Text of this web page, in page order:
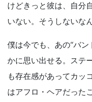
けどきっと彼は、自分
いない。そうしないな
僕は今でも、あの“バ
かに思い出せる。ステ
も存在感があってカッ
はアフロ・ヘアだった